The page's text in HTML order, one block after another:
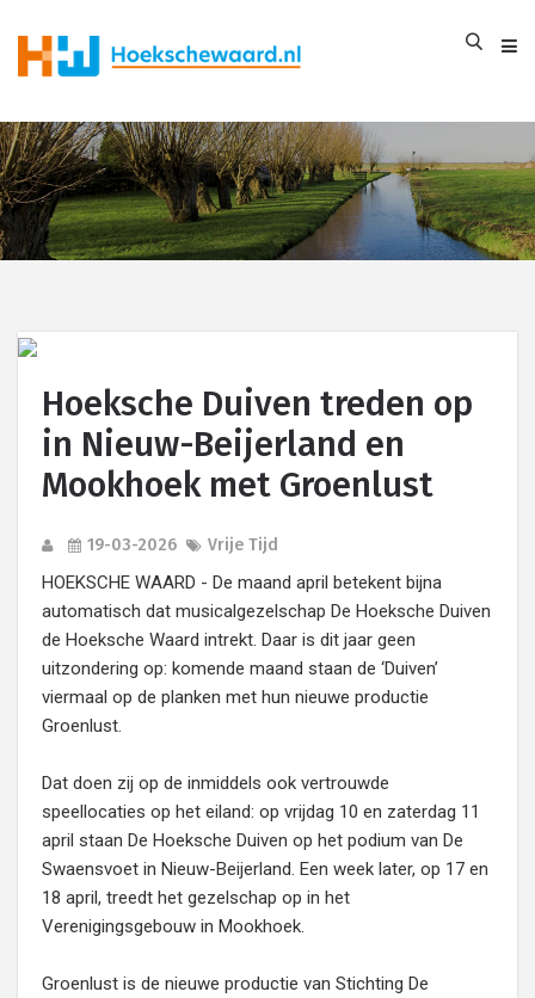
Hoeksche Duiven treden op
in Nieuw-Beijerland en
Mookhoek met Groenlust
19-03-2026 Vrije Tijd
HOEKSCHE WAARD - De maand april betekent bijna
automatisch dat musicalgezelschap De Hoeksche Duiven
de Hoeksche Waard intrekt. Daar is dit jaar geen
uitzondering op: komende maand staan de ‘Duiven’
viermaal op de planken met hun nieuwe productie
Groenlust.
Dat doen zij op de inmiddels ook vertrouwde
speellocaties op het eiland: op vrijdag 10 en zaterdag 11
april staan De Hoeksche Duiven op het podium van De
Swaensvoet in Nieuw-Beijerland. Een week later, op 17 en
18 april, treedt het gezelschap op in het
Verenigingsgebouw in Mookhoek.
Groenlust is de nieuwe productie van Stichting De